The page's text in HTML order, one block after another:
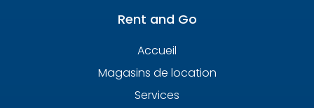
Rent and Go
Accueil
Magasins de location
Services